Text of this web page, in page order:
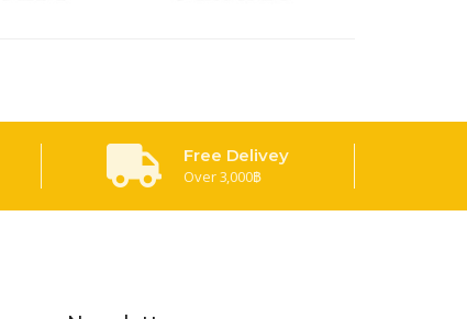
Free Delivey
Over 3,000฿